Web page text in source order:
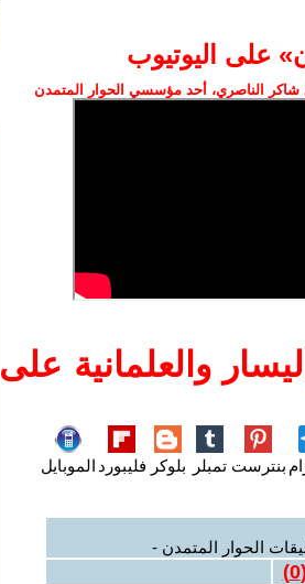
على اليوتيوب
الناصري، أحد مؤسسي الحوار المتمدن
والعلمانية على
بنترست تمبلر بلوكر فليبورد الموبايل
الحوار المتمدن -
0
)